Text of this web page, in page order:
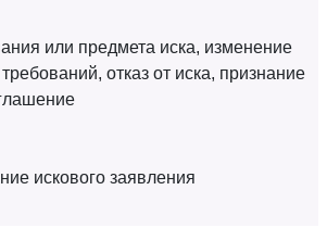
или предмета иска, изменение
отказ от иска, признание
искового заявления